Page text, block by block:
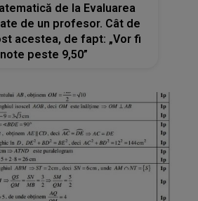
de la Evaluarea
de un profesor. Cât de
acestea, de fapt: „Vor fi
peste 9,50”